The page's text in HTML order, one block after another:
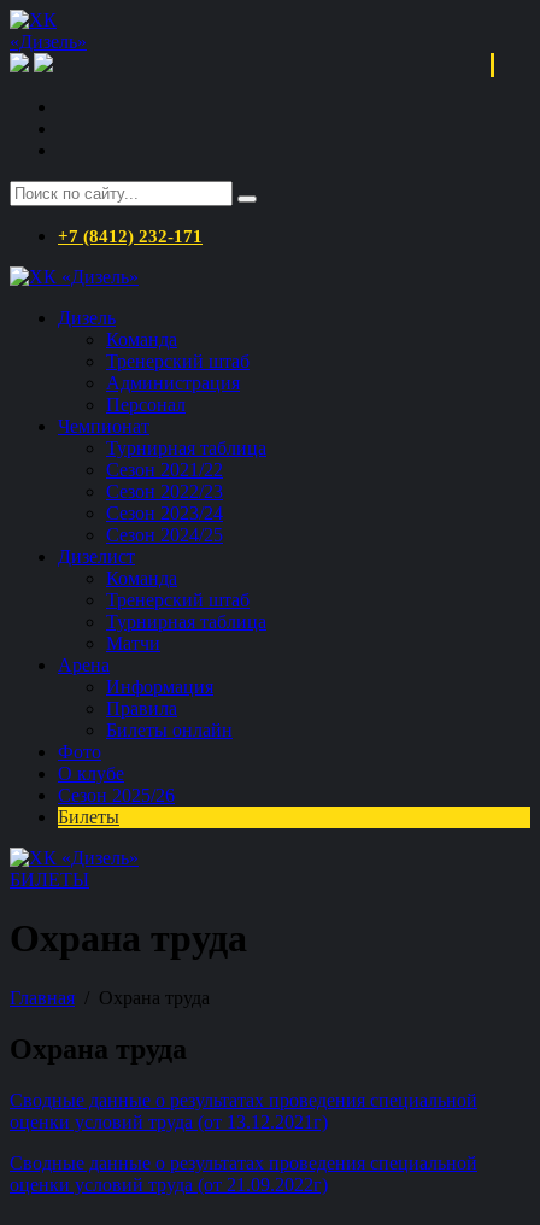
+7 (8412) 232-171
Дизель
Команда
Тренерский штаб
Администрация
Персонал
Чемпионат
Турнирная таблица
Сезон 2021/22
Сезон 2022/23
Сезон 2023/24
Сезон 2024/25
Дизелист
Команда
Тренерский штаб
Турнирная таблица
Матчи
Арена
Информация
Правила
Билеты онлайн
Фото
О клубе
Сезон 2025/26
Билеты
БИЛЕТЫ
Охрана труда
Главная Охрана труда
Охрана труда
Сводные данные о результатах проведения специальной
оценки условий труда (от 13.12.2021г)
Сводные данные о результатах проведения специальной
оценки условий труда (от 21.09.2022г)